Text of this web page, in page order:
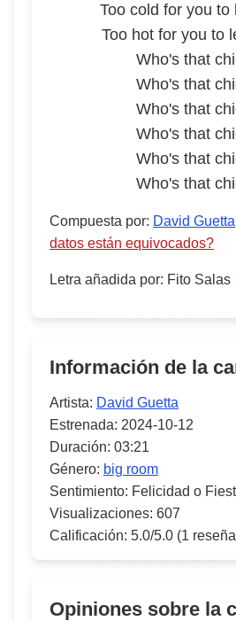
Too cold for you to
Too hot for you to
Who's that
Who's that
Who's that
Who's that
Who's that
Who's that
Compuesta por: David Guetta
datos están equivocados?
Letra añadida por: Fito Salas
Información de la
Artista: David Guetta
Estrenada: 2024-10-12
Duración: 03:21
Género: big room
Sentimiento: Felicidad o
Visualizaciones: 607
Calificación: 5.0/5.0 (1
Opiniones sobre la